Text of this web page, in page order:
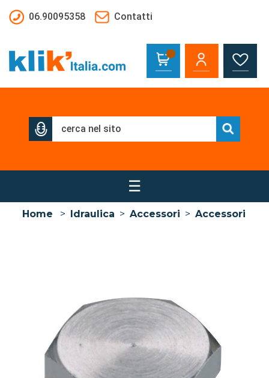
06.90095358
Contatti
☰
Home > Idraulica > Accessori > Accessori